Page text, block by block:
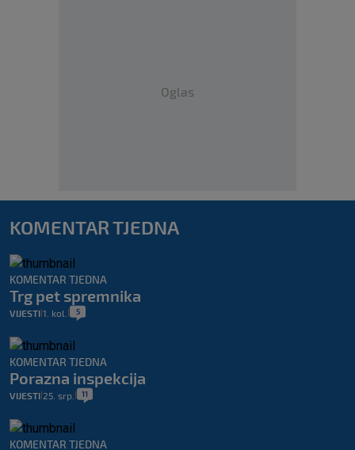
Oglas
KOMENTAR TJEDNA
KOMENTAR TJEDNA
Trg pet spremnika
VIJESTI 1. kol. 5
KOMENTAR TJEDNA
Porazna inspekcija
VIJESTI 25. srp. 11
KOMENTAR TJEDNA